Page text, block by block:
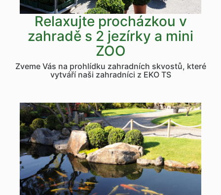
Relaxujte procházkou v
zahradě s 2 jezírky a mini
ZOO
Zveme Vás na prohlídku zahradních skvostů, které
vytváří naši zahradníci z EKO TS